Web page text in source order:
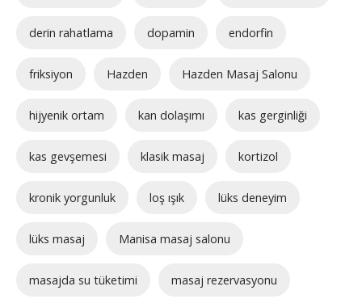
derin rahatlama dopamin endorfin
friksiyon Hazden Hazden Masaj Salonu
hijyenik ortam kan dolaşımı kas gerginliği
kas gevşemesi klasik masaj kortizol
kronik yorgunluk loş ışık lüks deneyim
lüks masaj Manisa masaj salonu
masajda su tüketimi masaj rezervasyonu